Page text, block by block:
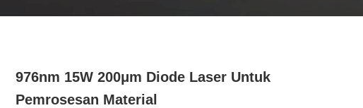
976nm 15W 200μm Diode Laser Untuk
Pemrosesan Material